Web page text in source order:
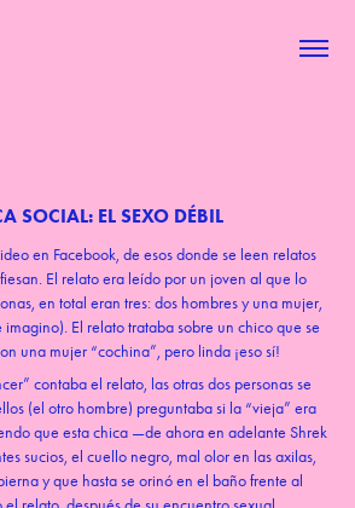
SOCIAL: EL SEXO DÉBIL
en Facebook, de esos donde se leen relatos
El relato era leído por un joven al que lo
en total eran tres: dos hombres y una mujer,
imagino). El relato trataba sobre un chico que se
una mujer “cochina”, pero linda ¡eso sí!
contaba el relato, las otras dos personas se
(el otro hombre) preguntaba si la “vieja” era
que esta chica —de ahora en adelante Shrek
sucios, el cuello negro, mal olor en las axilas,
y que hasta se orinó en el baño frente al